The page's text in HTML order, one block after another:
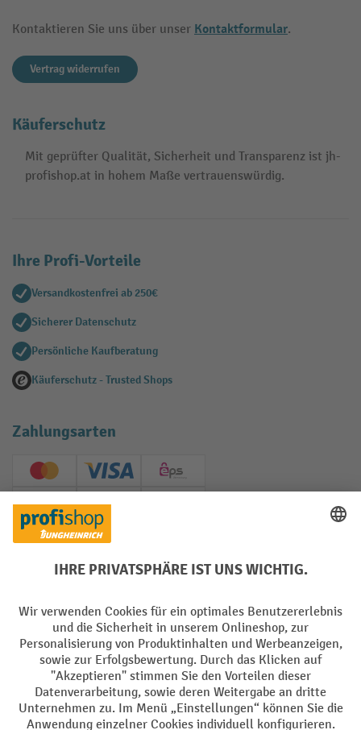
Kontaktieren Sie uns über unser Kontaktformular.
Vertrag widerrufen
Käuferschutz
Mit geprüfter Qualität, Sicherheit und Transparenz ist jh-
profishop.at in hohem Maße vertrauenswürdig.
Ihre Profi-Vorteile
Versandkostenfrei ab 250€
Sicherer Datenschutz
Persönliche Kaufberatung
Käuferschutz - Trusted Shops
Zahlungsarten
Creditcard (Master)Creditcard (Visa)
EPS
PayPal
Soziale Netzwerke
Impressum Datenschutz
Barrierefreiheit Privacy Settings